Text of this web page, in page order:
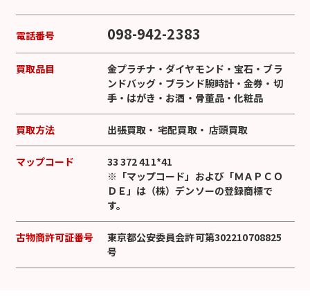
電話番号 098-942-2383
買取品目 金プラチナ ・ダイヤモンド ・ 宝石 ・ ブラ
ンドバッグ ・ ブランド腕時計 ・金券 ・ 切
手・ はがき ・ お酒 ・ 骨董品 ・化粧品
買取方法 出張買取・宅配買取・ 店頭買取
マップコード
33 372 411*41
※「マップコード」および「ＭＡＰＣＯ
ＤＥ」は（株）デンソーの登録商標で
す。
古物商許可証番号
東京都公安委員会許可第302210708825
号